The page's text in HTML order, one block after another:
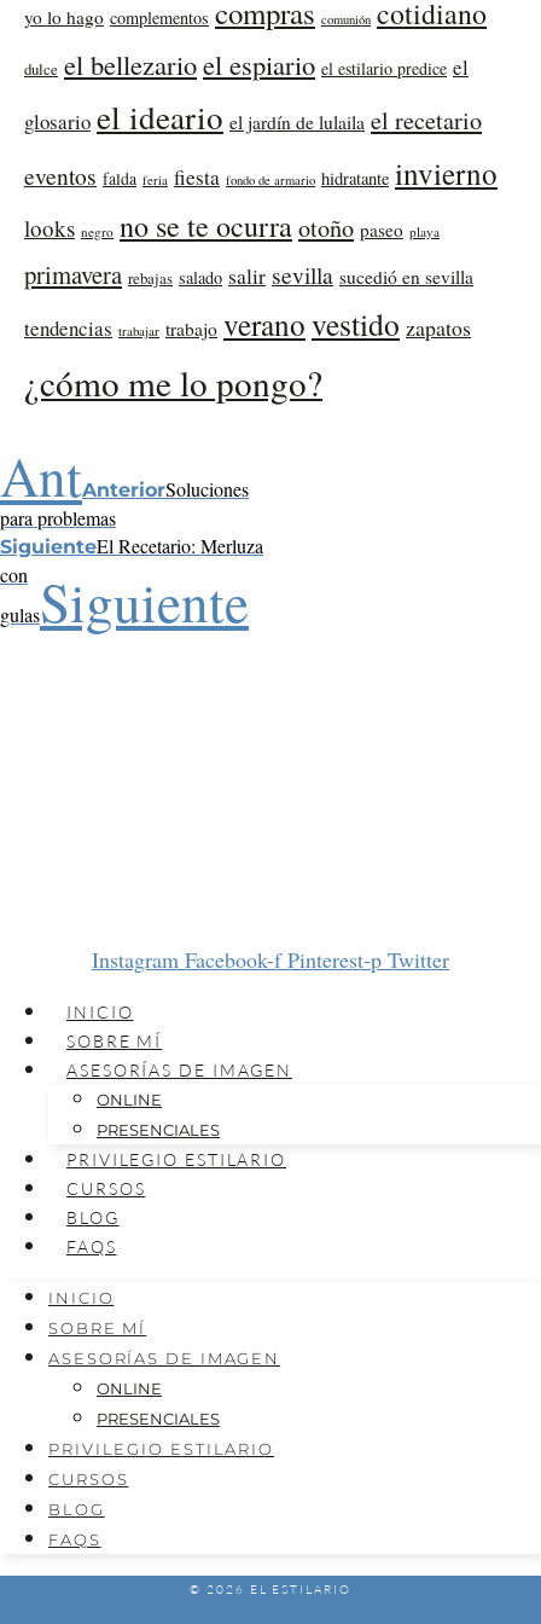
yo lo hago complementos compras comunión cotidiano
dulce el bellezarioel espiario el estilario predice el
glosario el ideario el jardín de lulaila el recetario
eventos falda feria fiesta fondo de armario hidratante invierno
looks negro no se te ocurraotoño paseo playa
primavera rebajas salado salir sevilla sucedió en sevilla
tendencias trabajar trabajo veranovestido zapatos
¿cómo me lo pongo?
AntAnteriorSoluciones
para problemas
SiguienteEl Recetario: Merluza
con
gulasSiguiente
Instagram Facebook-f Pinterest-p Twitter
INICIO
SOBRE MÍ
ASESORÍAS DE IMAGEN
ONLINE
PRESENCIALES
PRIVILEGIO ESTILARIO
CURSOS
BLOG
FAQS
INICIO
SOBRE MÍ
ASESORÍAS DE IMAGEN
ONLINE
PRESENCIALES
PRIVILEGIO ESTILARIO
CURSOS
BLOG
FAQS
© 2026 EL ESTILARIO